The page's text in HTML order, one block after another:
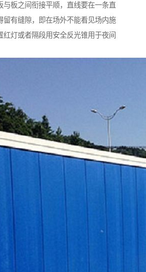
与板之间衔接平顺，直线要在一条直
留有缝隙，即在场外不能看见场内施
红灯或者隔段用安全反光锥用于夜间